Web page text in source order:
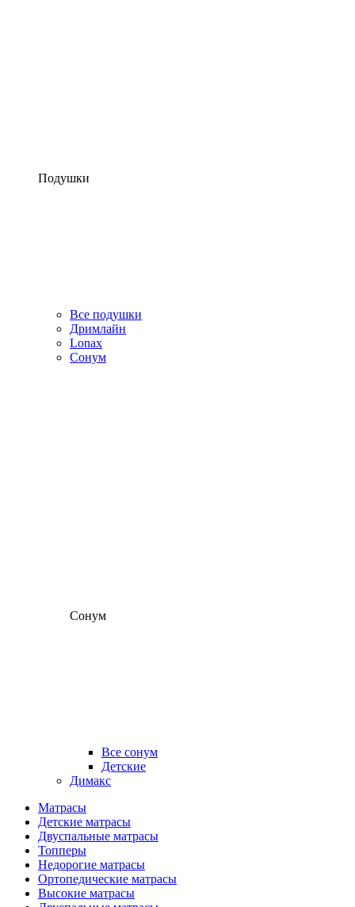
Подушки
Все подушки
Дримлайн
Lonax
Сонум
Сонум
Все сонум
Детские
Димакс
Матрасы
Детские матрасы
Двуспальные матрасы
Топперы
Недорогие матрасы
Ортопедические матрасы
Высокие матрасы